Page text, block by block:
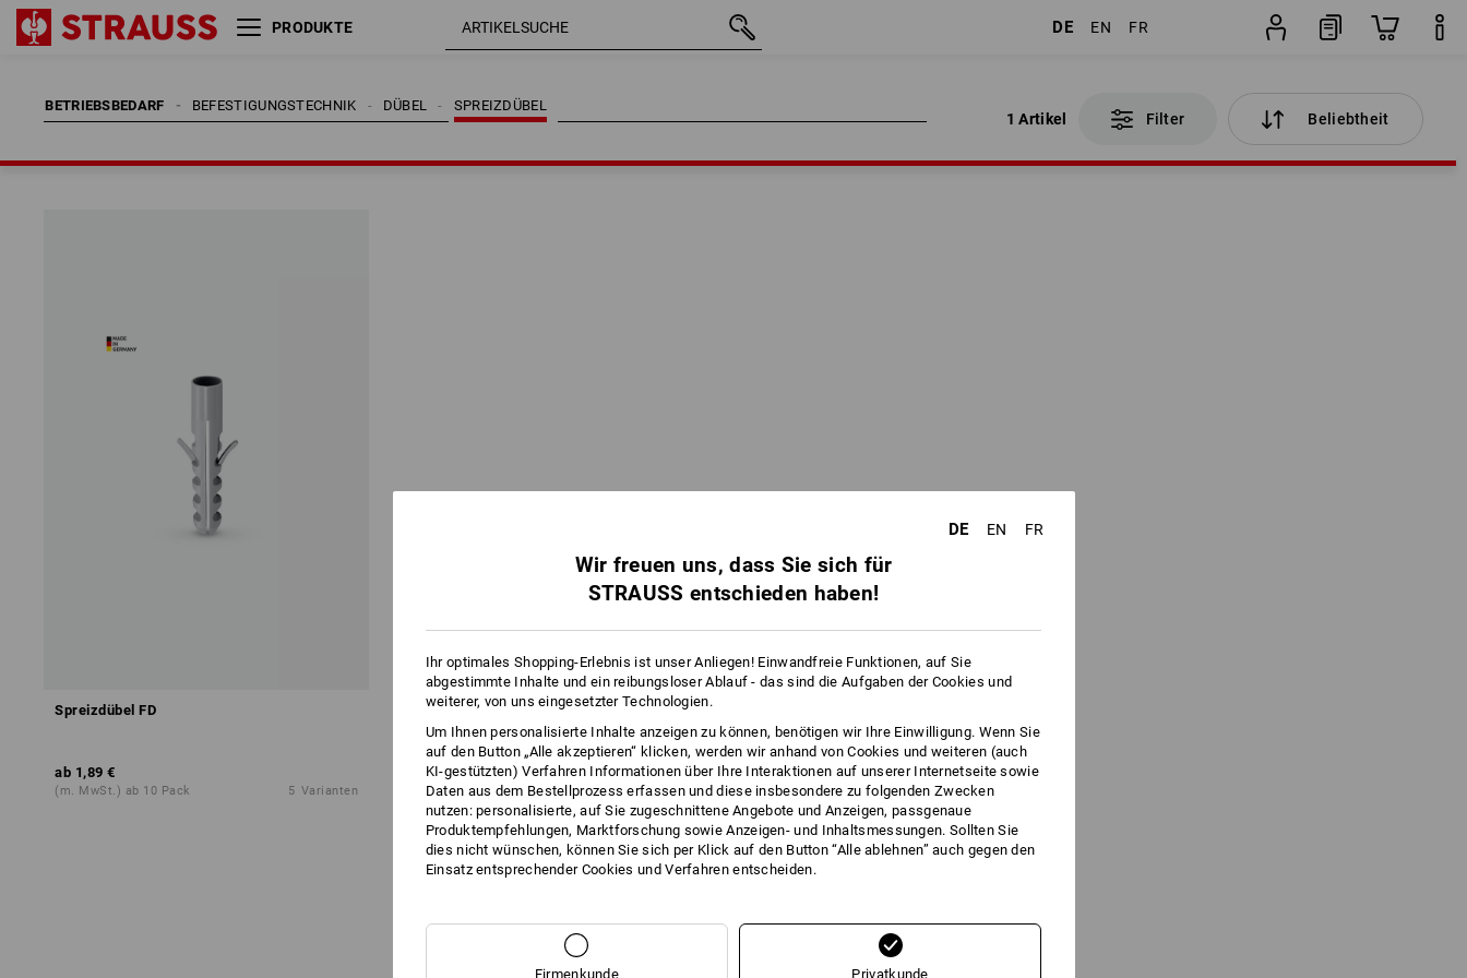
PRODUKTE DE EN FR
BETRIEBSBEDARF SPREIZDÜBEL
DÜBEL
BEFESTIGUNGSTECHNIK
1 Artikel Filter Beliebtheit
BETRIEBSBEDARF SPREIZDÜBEL
DÜBEL
BEFESTIGUNGSTECHNIK
1 Artikel Filter Beliebtheit
Spreizdübel FD
ab 1,89 €
(m. MwSt.) ab 10 Pack 5 Varianten
Sie haben sich bereits 1 von 1 Artikel angesehen.
DE EN FR
Wir freuen uns, dass Sie sich für
STRAUSS entschieden haben!
Ihr optimales Shopping-Erlebnis ist unser Anliegen! Einwandfreie Funktionen, auf Sie
abgestimmte Inhalte und ein reibungsloser Ablauf - das sind die Aufgaben der Cookies und
weiterer, von uns eingesetzter Technologien.
Um Ihnen personalisierte Inhalte anzeigen zu können, benötigen wir Ihre Einwilligung. Wenn Sie
auf den Button „Alle akzeptieren“ klicken, werden wir anhand von Cookies und weiteren (auch
KI-gestützten) Verfahren Informationen über Ihre Interaktionen auf unserer Internetseite sowie
Daten aus dem Bestellprozess erfassen und diese insbesondere zu folgenden Zwecken
nutzen: personalisierte, auf Sie zugeschnittene Angebote und Anzeigen, passgenaue
Produktempfehlungen, Marktforschung sowie Anzeigen- und Inhaltsmessungen. Sollten Sie
dies nicht wünschen, können Sie sich per Klick auf den Button “Alle ablehnen” auch gegen den
Einsatz entsprechender Cookies und Verfahren entscheiden.
Firmenkunde Privatkunde